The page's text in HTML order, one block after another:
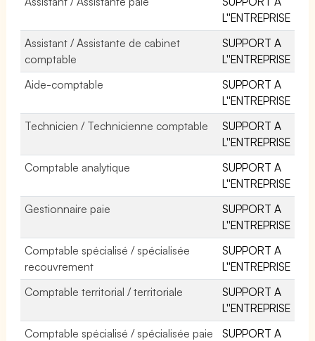
L''ENTREPRISE
Assistant / Assistante de cabinet
comptable
SUPPORT A
L''ENTREPRISE
Aide-comptable
SUPPORT A
L''ENTREPRISE
Technicien / Technicienne comptable
SUPPORT A
L''ENTREPRISE
Comptable analytique
SUPPORT A
L''ENTREPRISE
Gestionnaire paie
SUPPORT A
L''ENTREPRISE
Comptable spécialisé / spécialisée
recouvrement
SUPPORT A
L''ENTREPRISE
Comptable territorial / territoriale
SUPPORT A
L''ENTREPRISE
Comptable spécialisé / spécialisée paie
SUPPORT A